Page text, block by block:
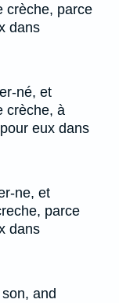
crèche, parce
dans
né, et
crèche, à
eux dans
ne, et
parce
dans
and